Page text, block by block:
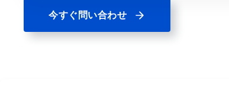
今すぐ問い合わせ